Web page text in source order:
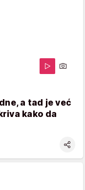
a tad je već
kako da